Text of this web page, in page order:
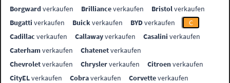
Borgwardverkaufen Brillianceverkaufen Bristolverkaufen
Bugatti verkaufen Buickverkaufen BYDverkaufen
C
Cadillac verkaufen Callawayverkaufen Casalini verkaufen
Caterhamverkaufen Chatenetverkaufen
Chevroletverkaufen Chryslerverkaufen Citroenverkaufen
CityELverkaufen Cobraverkaufen Corvetteverkaufen